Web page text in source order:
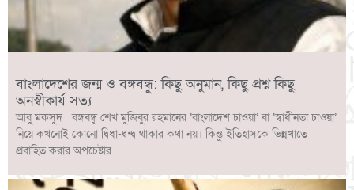
বাংলাদেশের জন্ম ও বঙ্গবন্ধু: কিছু অনুমান, কিছু প্রশ্ন কিছু
অনস্বীকার্য সত্য
আবু মকসুদ বঙ্গবন্ধু শেখ মুজিবুর রহমানের ‘বাংলাদেশ চাওয়া’ বা ‘স্বাধীনতা চাওয়া’
নিয়ে কখনোই কোনো দ্বিধা-দ্বন্দ্ব থাকার কথা নয়। কিন্তু ইতিহাসকে ভিন্নখাতে
প্রবাহিত করার অপচেষ্টার